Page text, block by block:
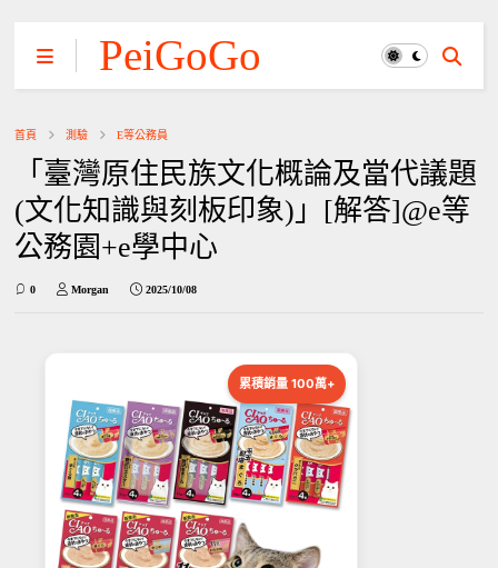
PeiGoGo
首頁 測驗 E等公務員
「臺灣原住民族文化概論及當代議題
(文化知識與刻板印象)」[解答]@e等
公務園+e學中心
0 Morgan 2025/10/08
累積銷量 100萬+